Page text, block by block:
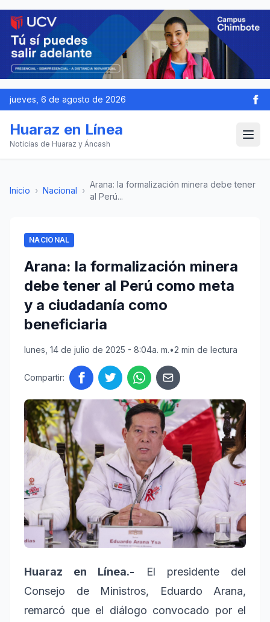
jueves, 6 de agosto de 2026
Huaraz en Línea
Noticias de Huaraz y Áncash
Inicio › Nacional ›
Arana: la formalización minera debe tener
al Perú...
NACIONAL
Arana: la formalización minera
debe tener al Perú como meta
y a ciudadanía como
beneficiaria
lunes, 14 de julio de 2025 - 8:04a. m.•2 min de lectura
Compartir:
Huaraz en Línea.- El presidente del
Consejo de Ministros, Eduardo Arana,
remarcó que el diálogo convocado por el